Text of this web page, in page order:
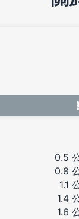
0.5
0.8
1.1
1.4
1.6